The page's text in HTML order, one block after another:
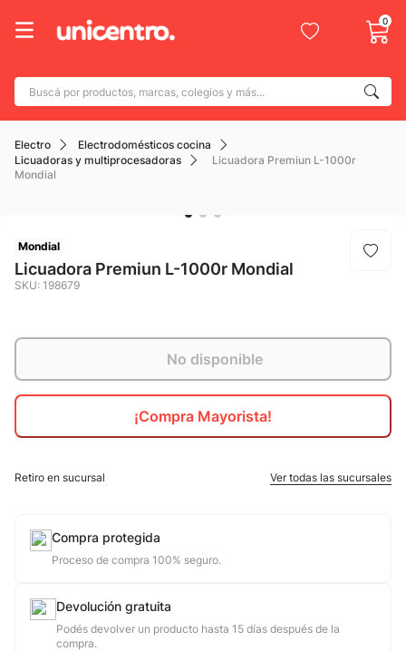
0
Buscá por productos, marcas, colegios y más...
Electro
Electrodomésticos cocina
Licuadoras y multiprocesadoras
Licuadora Premiun L-1000r
Mondial
Mondial
Licuadora Premiun L-1000r Mondial
SKU: 198679
No disponible
¡Compra Mayorista!
Retiro en sucursal Ver todas las sucursales
Compra protegida
Proceso de compra 100% seguro.
Devolución gratuita
Podés devolver un producto hasta 15 días después de la
compra.
Términos más buscados
1. adidas
2.
4.
5. botin
7. nike
10. calzado